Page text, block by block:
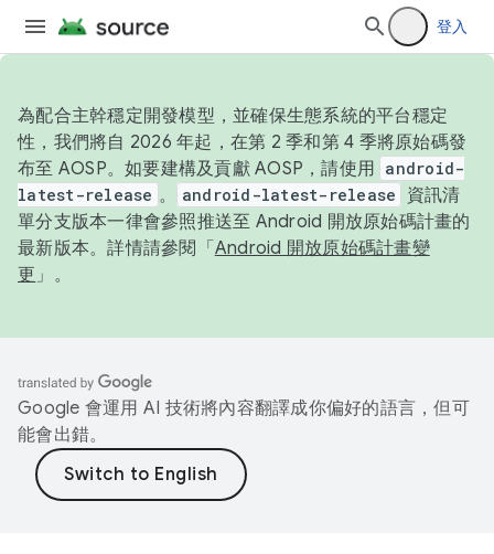
登入
為配合主幹穩定開發模型，並確保生態系統的平台穩定
性，我們將自 2026 年起，在第 2 季和第 4 季將原始碼發
布至 AOSP。如要建構及貢獻 AOSP，請使用 android-
latest-release 。 android-latest-release
資訊清
單分支版本一律會參照推送至 Android 開放原始碼計畫的
最新版本。詳情請參閱「 Android 開放原始碼計畫變
更 」。
Google 會運用 AI 技術將內容翻譯成你偏好的語言，但可
能會出錯。